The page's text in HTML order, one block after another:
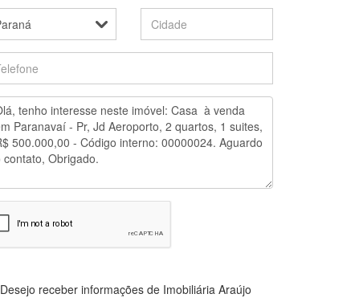
Desejo receber informações de Imobiliária Araújo